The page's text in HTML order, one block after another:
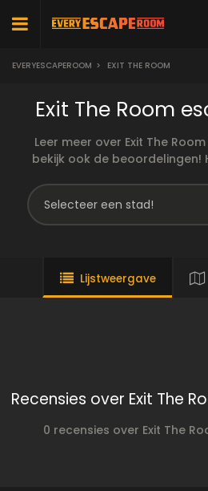
EVERYESCAPEROOM > EXIT THE ROOM
Exit The Room
Leer meer over Exit The
bekijk ook de beoordelingen!
Lijstweergave
Recensies over Exit The
0 recensies over Exit The